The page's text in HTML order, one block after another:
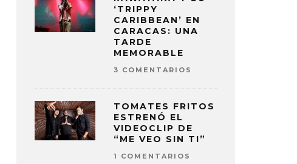
‘TRIPPY
CARIBBEAN’ EN
CARACAS: UNA
TARDE
MEMORABLE
3 COMENTARIOS
TOMATES FRITOS
ESTRENÓ EL
VIDEOCLIP DE
“ME VEO SIN TI”
1 COMENTARIOS